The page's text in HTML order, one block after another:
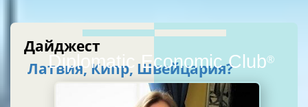
Diplomatic Economic Club®
Дайджест
Латвия, Кипр, Швейцария?